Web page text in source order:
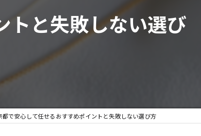
時計
金貨
ネックレス
トと失敗しない選び
都で安心して任せるおすすめポイントと失敗しない選び方